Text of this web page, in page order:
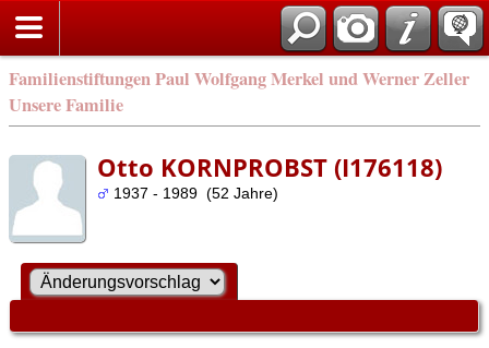
Familienstiftungen Paul Wolfgang Merkel und Werner Zeller
Unsere Familie
Otto KORNPROBST (I176118)
1937 - 1989 (52 Jahre)